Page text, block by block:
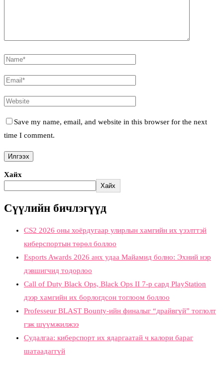
Save my name, email, and website in this browser for the next
time I comment.
Хайх
Хайх
Сүүлийн бичлэгүүд
CS2 2026 оны хоёрдугаар улирлын хамгийн их үзэлттэй
киберспортын төрөл боллоо
Esports Awards 2026 анх удаа Майамид болно: Эхний нэр
дэвшигчид тодорлоо
Call of Duty Black Ops, Black Ops II 7-р сард PlayStation
дээр хамгийн их борлогдсон тоглоом боллоо
Professeur BLAST Bounty-ийн финалыг “драйвгүй” тоглолт
гэж шүүмжилжээ
Судалгаа: киберспорт их ядаргаатай ч калори бараг
шатаадаггүй